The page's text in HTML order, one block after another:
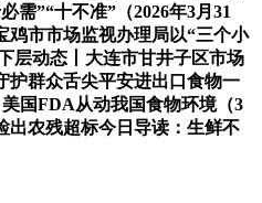
需”“十不准”（2026年3月31
市市场监视办理局以“三个小
层动态丨大连市甘井子区市场
护群众舌尖平安进出口食物一
美国FDA从动我国食物环境（3
出农残超标今日导读：生鲜不